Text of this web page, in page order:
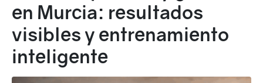
en Murcia: resultados
visibles y entrenamiento
inteligente